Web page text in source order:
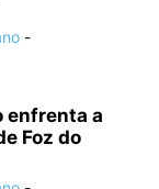
-
enfrenta a
Foz do